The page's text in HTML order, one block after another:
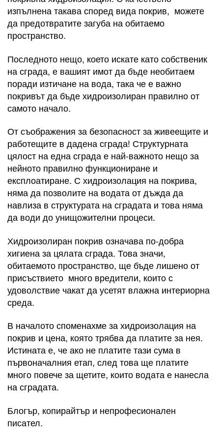
изпълнена такава според вида покрив, можете
да предотвратите загуба на обитаемо
пространство.
Последното нещо, което искате като собственик
на сграда, е вашият имот да бъде необитаем
поради изтичане на вода, така че е важно
покривът да бъде хидроизолиран правилно от
самото начало.
От съображения за безопасност за живеещите и
работещите в дадена сграда! Структурната
цялост на една сграда е най-важното нещо за
нейното правилно функциониране и
експлоатиране. С хидроизолация на покрива,
няма да позволите на водата от дъжда да
навлиза в структурата на сградата и това няма
да води до унищожителни процеси.
Хидроизолиран покрив означава по-добра
хигиена за цялата сграда. Това значи,
обитаемото пространство, ще бъде лишено от
присъствието много вредители, които с
удоволствие чакат да усетят влажна интериорна
среда.
В началото споменахме за хидроизолация на
покрив и цена, която трябва да платите за нея.
Истината е, че ако не платите тази сума в
първоначалния етап, след това ще платите
много повече за щетите, които водата е нанесла
на сградата.
Блогър, копирайтър и непрофесионален
писател.